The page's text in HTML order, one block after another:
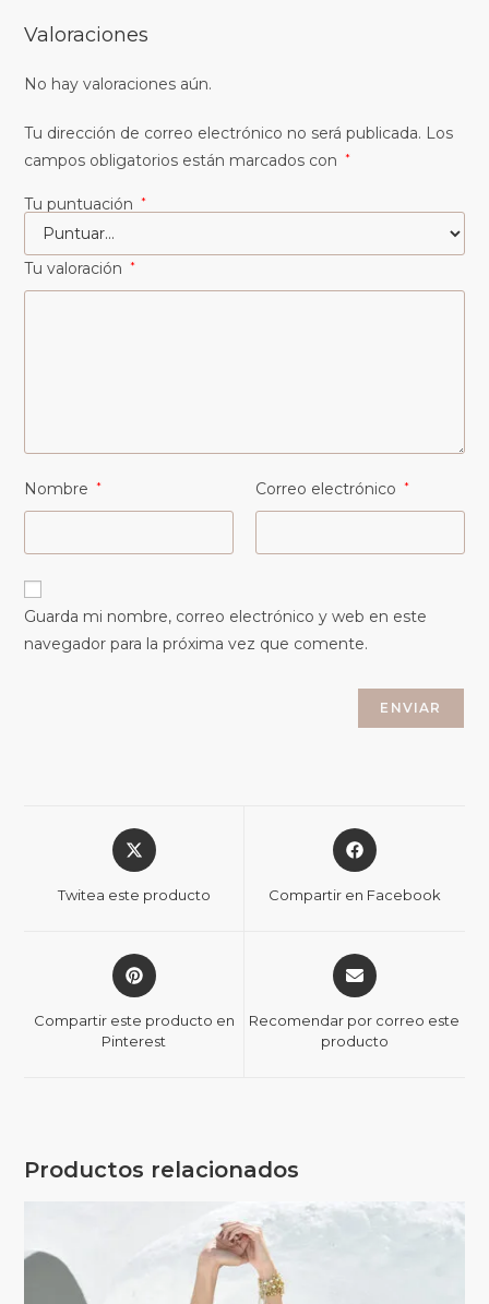
Valoraciones
No hay valoraciones aún.
Tu dirección de correo electrónico no será publicada. Los
campos obligatorios están marcados con
*
Tu puntuación *
Tu valoración *
Nombre * Correo electrónico *
Guarda mi nombre, correo electrónico y web en este
navegador para la próxima vez que comente.
Twitea este producto Compartir en Facebook
Compartir este producto en
Pinterest
Recomendar por correo este
producto
Productos relacionados